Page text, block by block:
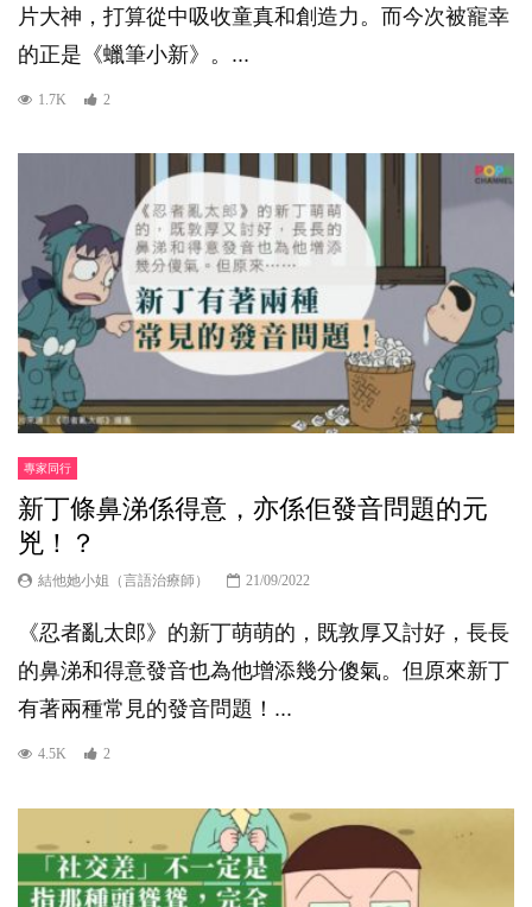
片大神，打算從中吸收童真和創造力。而今次被寵幸
的正是《蠟筆小新》。...
1.7K 2
專家同行
新丁條鼻涕係得意，亦係佢發音問題的元
兇！？
結他她小姐（言語治療師） 21/09/2022
《忍者亂太郎》的新丁萌萌的，既敦厚又討好，長長
的鼻涕和得意發音也為他增添幾分傻氣。但原來新丁
有著兩種常見的發音問題！...
4.5K 2